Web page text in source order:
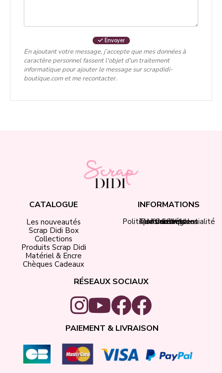
Envoyer
En ajoutant votre message, j’accepte que mes données à
caractère personnel fassent l'objet d'un traitement
informatique pour ajouter le message sur scrapdidi-
boutique.com et me recontacter.
CATALOGUE
Les nouveautés
Scrap Didi Box
Collections
Produits Scrap Didi
Matériel & Encre
Chèques Cadeaux
INFORMATIONS
Contact
Mon compte
CGV
Politique de confidentialité
Mentions légales
Tarifs de livraison
RÉSEAUX SOCIAUX
PAIEMENT & LIVRAISON